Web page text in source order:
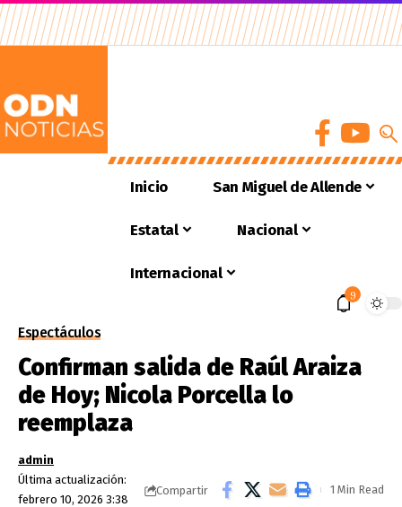
Inicio San Miguel de Allende
Estatal Nacional
Internacional
9
Espectáculos
Confirman salida de Raúl Araiza
de Hoy; Nicola Porcella lo
reemplaza
Última actualización:
febrero 10, 2026 3:38
admin
Compartir 1 Min Read